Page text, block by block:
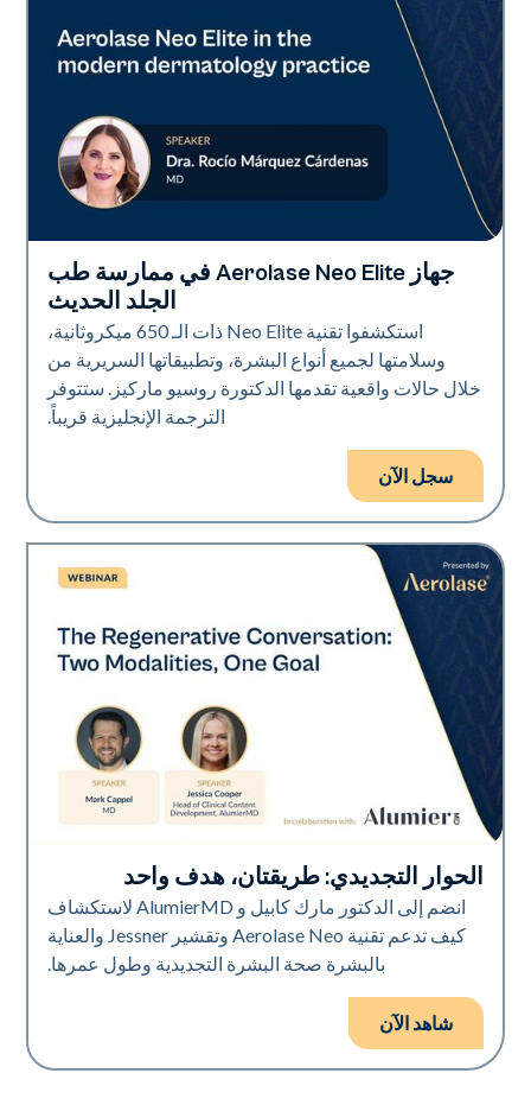
Neo Elite
جهاز Aerolase Neo Elite في ممارسة طب
الجلد الحديث
استكشفوا تقنية Neo Elite ذات الـ 650 ميكروثانية،
وسلامتها لجميع أنواع البشرة، وتطبيقاتها السريرية من
خلال حالات واقعية تقدمها الدكتورة روسيو ماركيز. ستتوفر
الترجمة الإنجليزية قريباً.
سجل الآن
Neo Elite
الحوار التجديدي: طريقتان، هدف واحد
انضم إلى الدكتور مارك كابيل و AlumierMD لاستكشاف
كيف تدعم تقنية Aerolase Neo وتقشير Jessner والعناية
بالبشرة صحة البشرة التجديدية وطول عمرها.
شاهد الآن